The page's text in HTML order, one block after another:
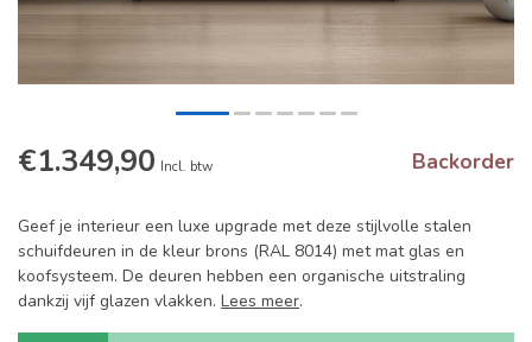
€1.349,90 Incl. btw Backorder
Geef je interieur een luxe upgrade met deze stijlvolle stalen
schuifdeuren in de kleur brons (RAL 8014) met mat glas en
koofsysteem. De deuren hebben een organische uitstraling
dankzij vijf glazen vlakken. Lees meer.